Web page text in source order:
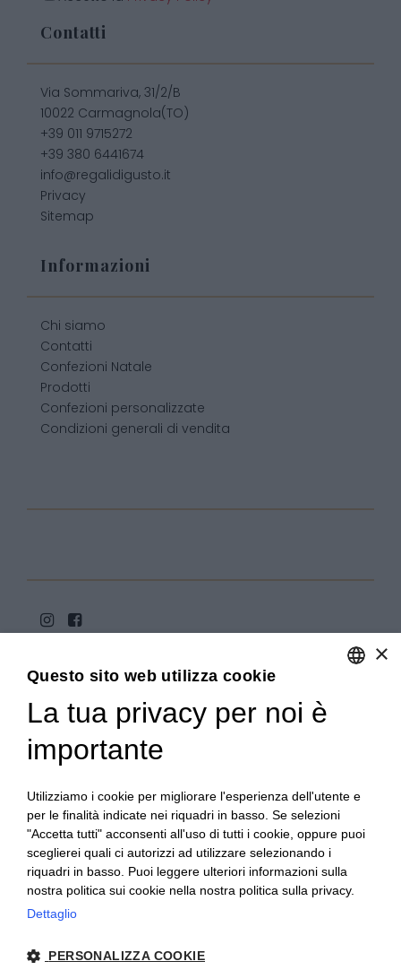
Contatti
Via Sommariva, 31/2/B
10022 Carmagnola(TO)
+39 011 9715272
+39 380 6441674
info@regalidigusto.it
Privacy
Sitemap
Informazioni
Chi siamo
Contatti
Confezioni Natale
Prodotti
Confezioni personalizzate
Condizioni generali di vendita
Copyright 2020© Regali Digusto è un marchio di Olio
10022 Carmagnola (TO) - PIVA 07980320019
Creato da:etinet.it
×
Questo sito web utilizza cookie
La tua privacy per noi è
importante
Utilizziamo i cookie per migliorare l'esperienza dell'utente e
per le finalità indicate nei riquadri in basso. Se selezioni
"Accetta tutti" acconsenti all'uso di tutti i cookie, oppure puoi
sceglierei quali ci autorizzi ad utilizzare selezionando i
riquadri in basso. Puoi leggere ulteriori informazioni sulla
nostra politica sui cookie nella nostra politica sulla privacy.
Dettaglio
PERSONALIZZA COOKIE